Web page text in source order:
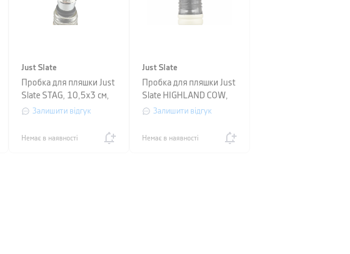
Just Slate
Пробка для пляшки Just
Slate STAG, 10,5х3 см,
сріблястий
Залишити відгук
Немає в наявності
Just Slate
Пробка для пляшки Just
Slate HIGHLAND COW,
11х5х2 см, сріблястий
Залишити відгук
Немає в наявності